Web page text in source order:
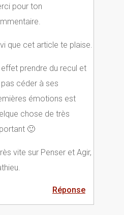
pour ton
que cet article te plaise.
effet prendre du recul et
pas céder à ses
émotions est
chose de très
🙂
vite sur Penser et Agir,
Réponse